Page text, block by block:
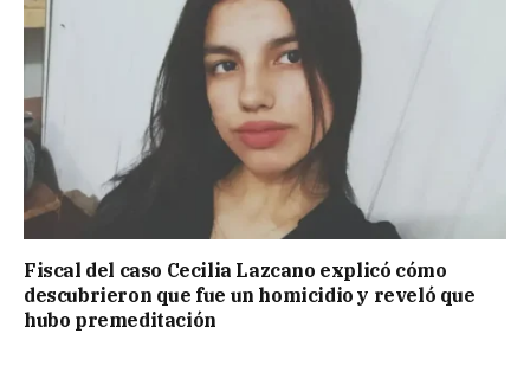
Fiscal del caso Cecilia Lazcano explicó cómo
descubrieron que fue un homicidio y reveló que
hubo premeditación